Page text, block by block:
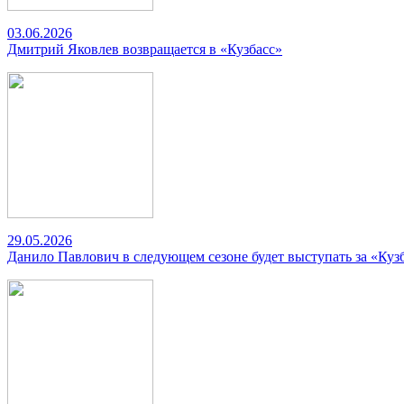
03.06.2026
Дмитрий Яковлев возвращается в «Кузбасс»
29.05.2026
Данило Павлович в следующем сезоне будет выступать за